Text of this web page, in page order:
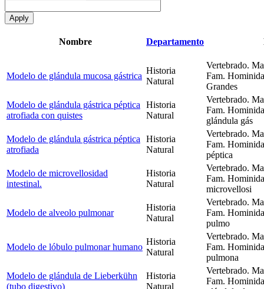
Nombre Departamento
Modelo de glándula mucosa gástrica
Historia
Natural
Vertebrado.
Fam.
Grandes
Modelo de glándula gástrica péptica
atrofiada con quistes
Historia
Natural
Vertebrado.
Fam.
glándula gás
Modelo de glándula gástrica péptica
atrofiada
Historia
Natural
Vertebrado.
Fam.
péptica
Modelo de microvellosidad
intestinal.
Historia
Natural
Vertebrado.
Fam.
microvellosi
Modelo de alveolo pulmonar
Historia
Natural
Vertebrado.
Fam.
pulmo
Modelo de lóbulo pulmonar humano
Historia
Natural
Vertebrado.
Fam.
pulmona
Modelo de glándula de Lieberkühn
(tubo digestivo)
Historia
Natural
Vertebrado.
Fam.